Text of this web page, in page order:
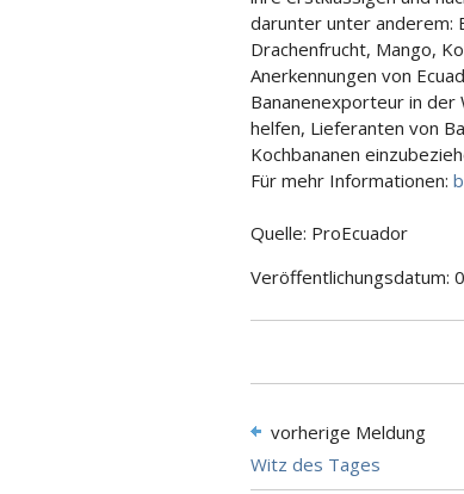
darunter unter anderem:
Drachenfrucht, Mango,
Anerkennungen von
Bananenexporteur in
helfen, Lieferanten von
Kochbananen
Für mehr Informationen:
Quelle: ProEcuador
Veröffentlichungsdatum:
vorherige Meldung
Witz des Tages